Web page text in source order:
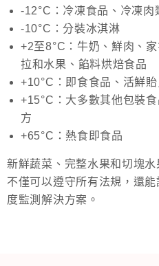
-12°C：冷凍食品、冷凍肉
-10°C：分裝冰淇淋
+2至8°C：牛奶、鮮肉、
拉和水果、餡料烘焙食品
+10°C：即食食品、活鮮貽
+15°C：大多數其他包裝
方
+65°C：熱食即食品
新鮮蔬菜、完整水果和切塊
不僅可以遵守所有法規，還
度監測解決方案。